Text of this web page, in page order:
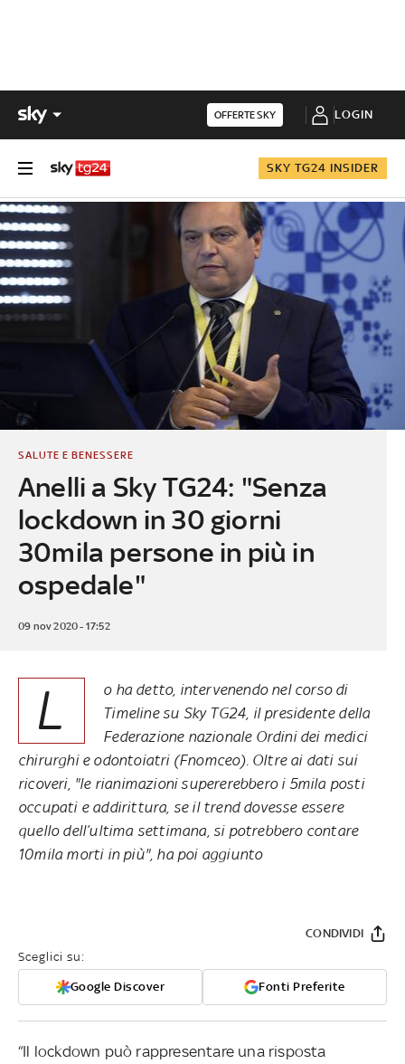
OFFERTE SKY LOGIN
SKY TG24 INSIDER
Anelli a Sky TG24: "Senza
lockdown in 30 giorni
30mila persone in più in
ospedale"
SALUTE E BENESSERE
09 nov 2020 - 17:52
L
o ha detto, intervenendo nel corso di
Timeline su Sky TG24, il presidente della
Federazione nazionale Ordini dei medici
chirurghi e odontoiatri (Fnomceo). Oltre ai dati sui
ricoveri, "le rianimazioni supererebbero i 5mila posti
occupati e addirittura, se il trend dovesse essere
quello dell’ultima settimana, si potrebbero contare
10mila morti in più", ha poi aggiunto
Sceglici su:
Google Discover Fonti Preferite
CONDIVIDI
“Il lockdown può rappresentare una risposta